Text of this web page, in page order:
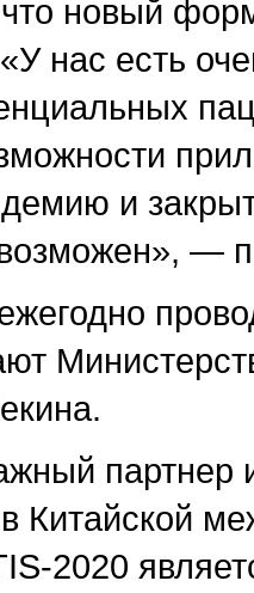
новый
нас есть
и
—
партнер
Китайской
2020